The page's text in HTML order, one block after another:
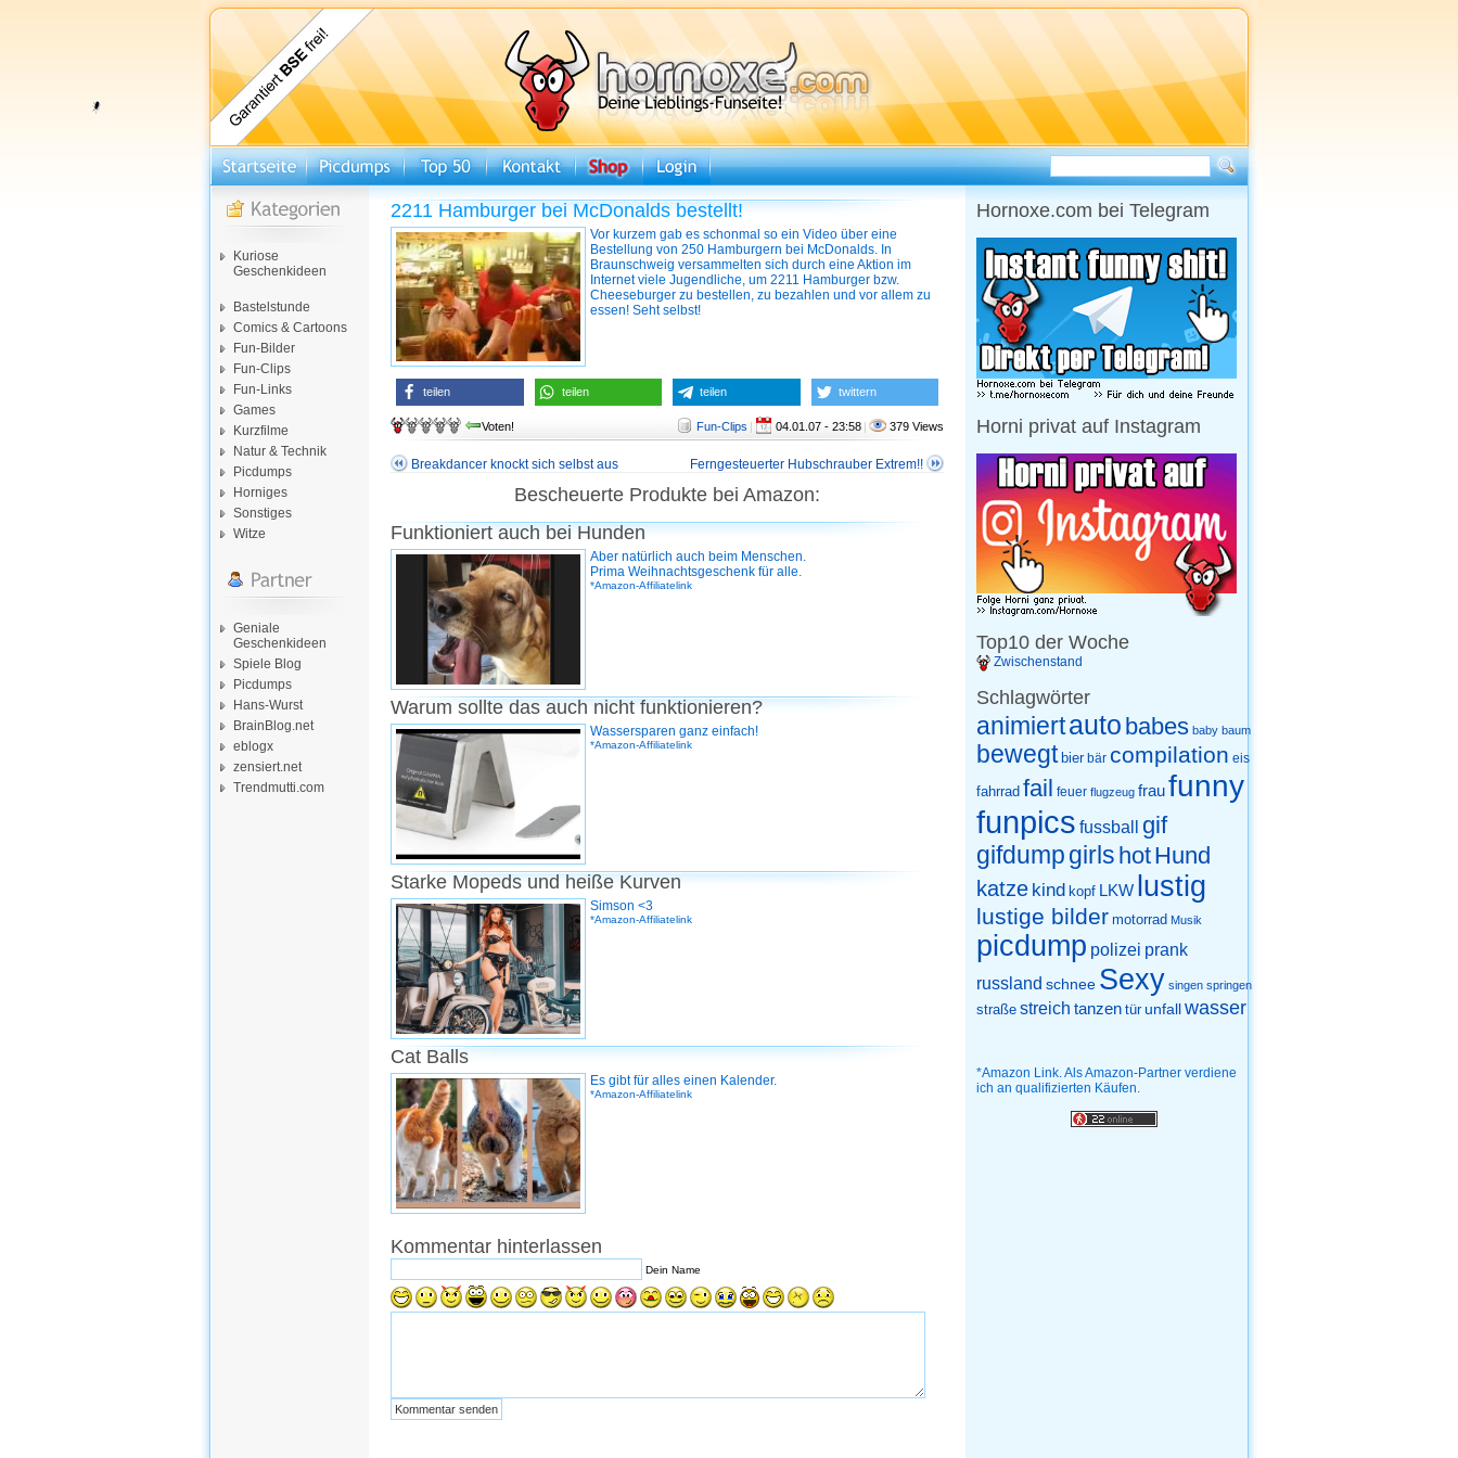
Kuriose
Geschenkideen
Bastelstunde
Comics & Cartoons
Fun-Bilder
Fun-Clips
Fun-Links
Games
Kurzfilme
Natur & Technik
Picdumps
Horniges
Sonstiges
Witze
Geniale
Geschenkideen
Spiele Blog
Picdumps
Hans-Wurst
BrainBlog.net
eblogx
zensiert.net
Trendmutti.com
2211 Hamburger bei McDonalds bestellt!
Vor kurzem gab es schonmal so ein Video über eine
Bestellung von 250 Hamburgern bei McDonalds. In
Braunschweig versammelten sich durch eine Aktion im
Internet viele Jugendliche, um 2211 Hamburger bzw.
Cheeseburger zu bestellen, zu bezahlen und vor allem zu
essen! Seht selbst!
teilen teilen teilen twittern
Voten! Fun-Clips | 04.01.07 - 23:58 | 379 Views
Breakdancer knockt sich selbst aus Ferngesteuerter Hubschrauber Extrem!!
Bescheuerte Produkte bei Amazon:
Funktioniert auch bei Hunden
Aber natürlich auch beim Menschen.
Prima Weihnachtsgeschenk für alle.
*Amazon-Affiliatelink
Warum sollte das auch nicht funktionieren?
Wassersparen ganz einfach!
*Amazon-Affiliatelink
Starke Mopeds und heiße Kurven
Simson <3
*Amazon-Affiliatelink
Cat Balls
Es gibt für alles einen Kalender.
*Amazon-Affiliatelink
Kommentar hinterlassen
Dein Name
Hornoxe.com bei Telegram
Horni privat auf Instagram
Top10 der Woche
Zwischenstand
Schlagwörter
animiertauto babes baby baum
bewegt bier bär compilation eis
fahrrad fail feuer flugzeug fraufunny
funpics fussball gif
gifdump girls hotHund
katze kind kopf LKW lustig
lustige bilder motorrad Musik
picdump polizei prank
russland schnee Sexy singen springen
straße streich tanzen tür unfallwasser
*Amazon Link. Als Amazon-Partner verdiene
ich an qualifizierten Käufen.